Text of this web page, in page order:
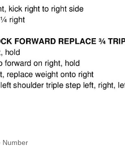
Number